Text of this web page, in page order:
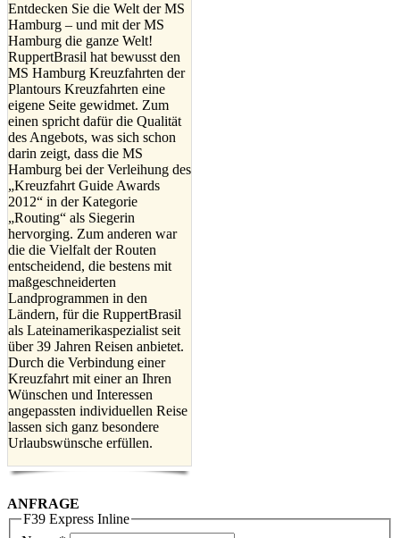
Entdecken Sie die Welt der MS
Hamburg – und mit der MS
Hamburg die ganze Welt!
RuppertBrasil hat bewusst den
MS Hamburg Kreuzfahrten der
Plantours Kreuzfahrten eine
eigene Seite gewidmet. Zum
einen spricht dafür die Qualität
des Angebots, was sich schon
darin zeigt, dass die MS
Hamburg bei der Verleihung des
„Kreuzfahrt Guide Awards
2012“ in der Kategorie
„Routing“ als Siegerin
hervorging. Zum anderen war
die die Vielfalt der Routen
entscheidend, die bestens mit
maßgeschneiderten
Landprogrammen in den
Ländern, für die RuppertBrasil
als Lateinamerikaspezialist seit
über 39 Jahren Reisen anbietet.
Durch die Verbindung einer
Kreuzfahrt mit einer an Ihren
Wünschen und Interessen
angepassten individuellen Reise
lassen sich ganz besondere
Urlaubswünsche erfüllen.
ANFRAGE
F39 Express Inline